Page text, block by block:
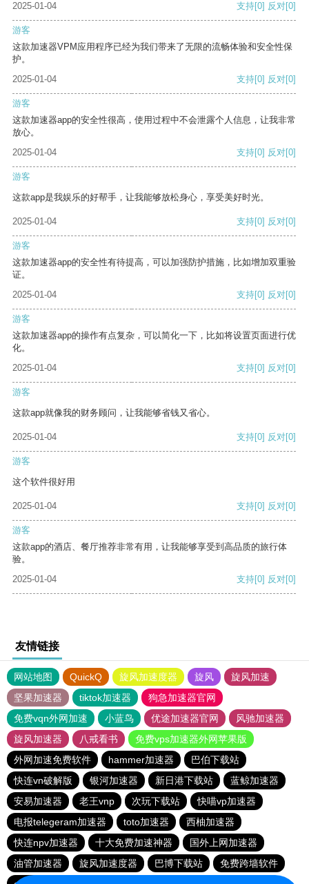
2025-01-04
支持[0] 反对[0]
游客
这款加速器VPM应用程序已经为我们带来了无限的流畅体验和安全性保
护。
2025-01-04
支持[0] 反对[0]
游客
这款加速器app的安全性很高，使用过程中不会泄露个人信息，让我非常
放心。
2025-01-04
支持[0] 反对[0]
游客
这款app是我娱乐的好帮手，让我能够放松身心，享受美好时光。
2025-01-04 支持[0] 反对[0]
游客
这款加速器app的安全性有待提高，可以加强防护措施，比如增加双重验
证。
2025-01-04
支持[0] 反对[0]
游客
这款加速器app的操作有点复杂，可以简化一下，比如将设置页面进行优
化。
2025-01-04
支持[0] 反对[0]
游客
这款app就像我的财务顾问，让我能够省钱又省心。
2025-01-04 支持[0] 反对[0]
游客
这个软件很好用
2025-01-04 支持[0] 反对[0]
游客
这款app的酒店、餐厅推荐非常有用，让我能够享受到高品质的旅行体
验。
2025-01-04
支持[0] 反对[0]
友情链接
网站地图 QuickQ 旋风加速度器 旋风
旋风加速
坚果加速器
tiktok加速器
狗急加速器官网
免费vqn外网加速
小蓝鸟 优途加速器官网
风驰加速器
旋风加速器
八戒看书
免费vps加速器外网苹果版
外网加速免费软件
hammer加速器
巴伯下载站
快连vn破解版
银河加速器 新日港下载站
蓝鲸加速器
安易加速器
老王vnp 次玩下载站
快喵vp加速器
电报telegeram加速器
toto加速器
西柚加速器
快连npv加速器
十大免费加速神器
国外上网加速器
油管加速器
旋风加速度器 巴博下载站
免费跨墙软件